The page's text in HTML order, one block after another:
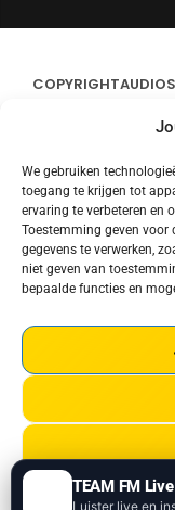
We gebruiken
toegang te krijgen tot
ervaring te verbeteren en
Toestemming geven voor
gegevens te verwerken,
niet geven van
bepaalde functies en
I Can Dream
COPYRIGHT
CONTACT
STREAMS
COOKIE POLICY
TEAM FM Live
Luister live en